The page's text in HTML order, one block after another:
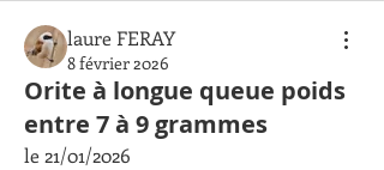
laure FERAY
8 février 2026
Orite à longue queue poids
entre 7 à 9 grammes
le 21/01/2026